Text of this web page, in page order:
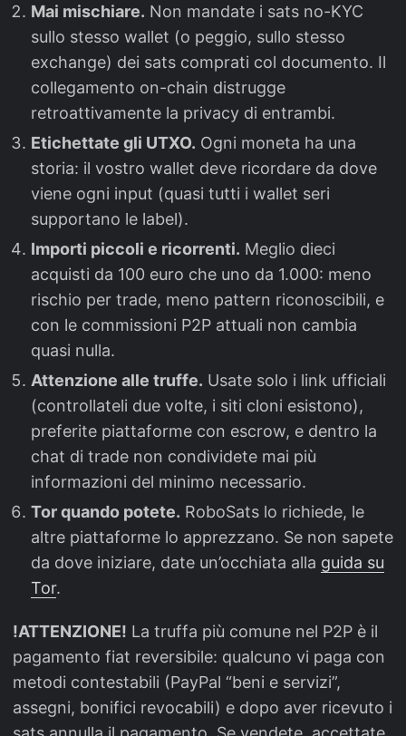
Mai mischiare. Non mandate i sats no-KYC
sullo stesso wallet (o peggio, sullo stesso
exchange) dei sats comprati col documento. Il
collegamento on-chain distrugge
retroattivamente la privacy di entrambi.
Etichettate gli UTXO. Ogni moneta ha una
storia: il vostro wallet deve ricordare da dove
viene ogni input (quasi tutti i wallet seri
supportano le label).
Importi piccoli e ricorrenti. Meglio dieci
acquisti da 100 euro che uno da 1.000: meno
rischio per trade, meno pattern riconoscibili, e
con le commissioni P2P attuali non cambia
quasi nulla.
Attenzione alle truffe. Usate solo i link ufficiali
(controllateli due volte, i siti cloni esistono),
preferite piattaforme con escrow, e dentro la
chat di trade non condividete mai più
informazioni del minimo necessario.
Tor quando potete. RoboSats lo richiede, le
altre piattaforme lo apprezzano. Se non sapete
da dove iniziare, date un’occhiata alla guida su
Tor.
!ATTENZIONE! La truffa più comune nel P2P è il
pagamento fiat reversibile: qualcuno vi paga con
metodi contestabili (PayPal “beni e servizi”,
assegni, bonifici revocabili) e dopo aver ricevuto i